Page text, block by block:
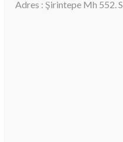
Adres : Şirintepe Mh 552.